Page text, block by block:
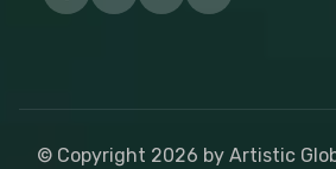
© Copyright 2026 by Artistic